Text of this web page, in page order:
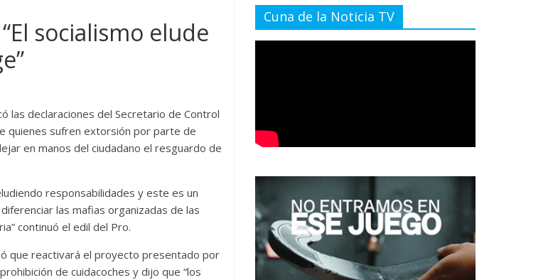
socialismo elude
las declaraciones del Secretario de Control
quienes sufren extorsión por parte de
en manos del ciudadano el resguardo de
responsabilidades y este es un
las mafias organizadas de las
continuó el edil del Pro.
que reactivará el proyecto presentado por
de cuidacoches y dijo que “los
Cuna de la Noticia TV